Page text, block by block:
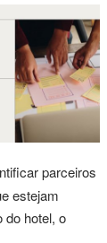
parceiros
estejam
do hotel, o